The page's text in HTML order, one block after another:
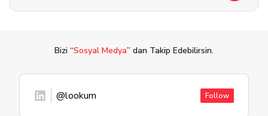
Bizi “Sosyal Medya” dan Takip Edebilirsin.
@lookum Follow